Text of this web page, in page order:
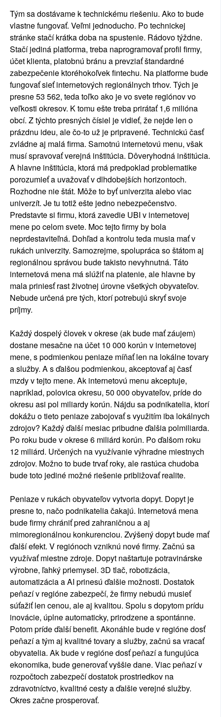
Tým sa dostávame k technickému riešeniu. Ako to bude
vlastne fungovať. Veľmi jednoducho. Po technickej
stránke stačí krátka doba na spustenie. Rádovo týždne.
Stačí jediná platforma, treba naprogramovať profil firmy,
účet klienta, platobnú bránu a prevziať štandardné
zabezpečenie ktoréhokoľvek fintechu. Na platforme bude
fungovať sieť internetových regionálnych trhov. Tých je
presne 53 562, teda toľko ako je vo svete regiónov vo
veľkosti okresov. K tomu ešte treba prirátať 1,6 milióna
obcí. Z týchto presných čísiel je vidieť, že nejde len o
prázdnu ideu, ale čo-to už je pripravené. Technickú časť
zvládne aj malá firma. Samotnú internetovú menu, však
musí spravovať verejná inštitúcia. Dôveryhodná inštitúcia.
A hlavne inštitúcia, ktorá má predpoklad problematike
porozumieť a uvažovať v dlhdobejších horizontoch.
Rozhodne nie štát. Môže to byť univerzita alebo viac
univerzít. Je tu totiž ešte jedno nebezpečenstvo.
Predstavte si firmu, ktorá zavedie UBI v internetovej
mene po celom svete. Moc tejto firmy by bola
neprdestaviteľná. Dohľad a kontrolu teda musia mať v
rukách univerzity. Samozrejme, spolupráca so štátom aj
regionálnou správou bude takisto nevyhnutná. Táto
internetová mena má slúžiť na platenie, ale hlavne by
mala priniesť rast životnej úrovne všetkých obyvateľov.
Nebude určená pre tých, ktorí potrebujú skryť svoje
príjmy.
Každý dospelý človek v okrese (ak bude mať záujem)
dostane mesačne na účet 10 000 korún v internetovej
mene, s podmienkou peniaze míňať len na lokálne tovary
a služby. A s ďalšou podmienkou, akceptovať aj časť
mzdy v tejto mene. Ak internetovú menu akceptuje,
napríklad, polovica okresu, 50 000 obyvateľov, príde do
okresu asi pol miliardy korún. Nájdu sa podnikatelia, ktorí
dokážu o tieto peniaze zabojovať s využitím iba lokálnych
zdrojov? Každý ďalší mesiac pribudne ďalšia polmiliarda.
Po roku bude v okrese 6 miliárd korún. Po ďalšom roku
12 miliárd. Určených na využívanie výhradne miestnych
zdrojov. Možno to bude trvať roky, ale rastúca chudoba
bude toto jediné možné riešenie približovať realite.
Peniaze v rukách obyvateľov vytvoria dopyt. Dopyt je
presne to, načo podnikatelia čakajú. Internetová mena
bude firmy chrániť pred zahraničnou a aj
mimoregionálnou konkurenciou. Zvýšený dopyt bude mať
ďalší efekt. V regiónoch vzniknú nové firmy. Začnú sa
využívať miestne zdroje. Dopyt naštartuje potravinárske
výrobne, ľahký priemysel. 3D tlač, robotizácia,
automatizácia a AI prinesú ďalšie možnosti. Dostatok
peňazí v regióne zabezpečí, že firmy nebudú musieť
súťažiť len cenou, ale aj kvalitou. Spolu s dopytom prídu
inovácie, úplne automaticky, prirodzene a spontánne.
Potom príde ďalší benefit. Akonáhle bude v regióne dosť
peňazí a tým aj kvalitné tovary a služby, začnú sa vracať
obyvatelia. Ak bude v regióne dosť peňazí a fungujúca
ekonomika, bude generovať vyššie dane. Viac peňazí v
rozpočtoch zabezpečí dostatok prostriedkov na
zdravotníctvo, kvalitné cesty a ďalšie verejné služby.
Okres začne prosperovať.